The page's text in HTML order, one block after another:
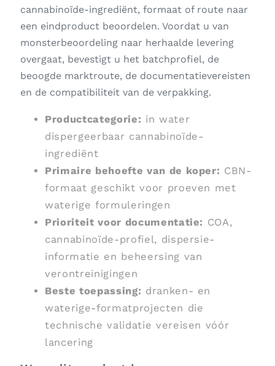
cannabinoïde-ingrediënt, formaat of route naar
een eindproduct beoordelen. Voordat u van
monsterbeoordeling naar herhaalde levering
overgaat, bevestigt u het batchprofiel, de
beoogde marktroute, de documentatievereisten
en de compatibiliteit van de verpakking.
Productcategorie: in water
dispergeerbaar cannabinoïde-
ingrediënt
Primaire behoefte van de koper: CBN-
formaat geschikt voor proeven met
waterige formuleringen
Prioriteit voor documentatie: COA,
cannabinoïde-profiel, dispersie-
informatie en beheersing van
verontreinigingen
Beste toepassing: dranken- en
waterige-formatprojecten die
technische validatie vereisen vóór
lancering